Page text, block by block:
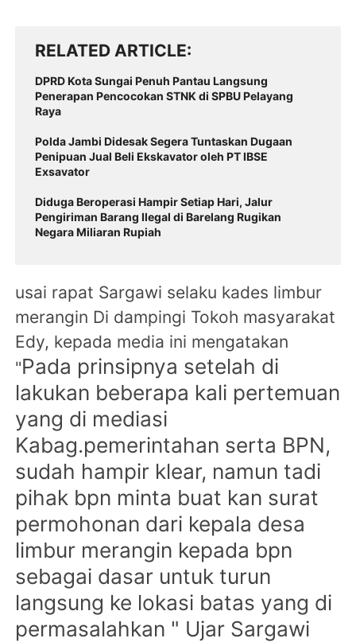
RELATED ARTICLE
DPRD Kota Sungai Penuh Pantau Langsung
Penerapan Pencocokan STNK di SPBU Pelayang
Raya
Polda Jambi Didesak Segera Tuntaskan Dugaan
Penipuan Jual Beli Ekskavator oleh PT IBSE
Exsavator
Diduga Beroperasi Hampir Setiap Hari, Jalur
Pengiriman Barang Ilegal di Barelang Rugikan
Negara Miliaran Rupiah
usai rapat Sargawi selaku kades limbur
merangin Di dampingi Tokoh masyarakat
Edy, kepada media ini mengatakan
"Pada prinsipnya setelah di
lakukan beberapa kali pertemuan
yang di mediasi
Kabag.pemerintahan serta BPN,
sudah hampir klear, namun tadi
pihak bpn minta buat kan surat
permohonan dari kepala desa
limbur merangin kepada bpn
sebagai dasar untuk turun
langsung ke lokasi batas yang di
permasalahkan " Ujar Sargawi